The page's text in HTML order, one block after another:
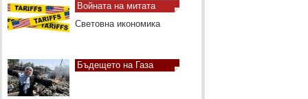
Войната на митата
Световна икономика
Бъдещето на Газа